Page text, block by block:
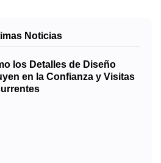
Noticias
los Detalles de Diseño
en la Confianza y Visitas